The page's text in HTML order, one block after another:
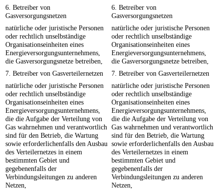
6. Betreiber von
Gasversorgungsnetzen
6. Betreiber von
Gasversorgungsnetzen
natürliche oder juristische Personen
oder rechtlich unselbständige
Organisationseinheiten eines
Energieversorgungsunternehmens,
die Gasversorgungsnetze betreiben,
natürliche oder juristische Personen
oder rechtlich unselbständige
Organisationseinheiten eines
Energieversorgungsunternehmens,
die Gasversorgungsnetze betreiben,
7. Betreiber von Gasverteilernetzen
7. Betreiber von Gasverteilernetzen
natürliche oder juristische Personen
oder rechtlich unselbständige
Organisationseinheiten eines
Energieversorgungsunternehmens,
die die Aufgabe der Verteilung von
Gas wahrnehmen und verantwortlich
sind für den Betrieb, die Wartung
sowie erforderlichenfalls den Ausbau
des Verteilernetzes in einem
bestimmten Gebiet und
gegebenenfalls der
Verbindungsleitungen zu anderen
Netzen,
natürliche oder juristische Personen
oder rechtlich unselbständige
Organisationseinheiten eines
Energieversorgungsunternehmens,
die die Aufgabe der Verteilung von
Gas wahrnehmen und verantwortlich
sind für den Betrieb, die Wartung
sowie erforderlichenfalls den Ausbau
des Verteilernetzes in einem
bestimmten Gebiet und
gegebenenfalls der
Verbindungsleitungen zu anderen
Netzen,